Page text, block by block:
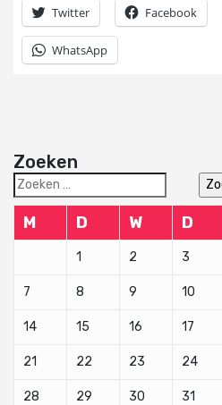
Twitter Facebook
WhatsApp
Zoeken
Zoeken
naar:
M D W D
1 2 3
7 8 9 10
14 15 16 17
21 22 23 24
28 29 30 31